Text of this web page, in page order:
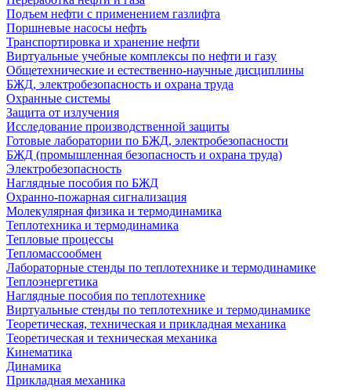
Подъем нефти с применением газлифта
Поршневые насосы нефть
Транспортировка и хранение нефти
Виртуальные учебные комплексы по нефти и газу
Общетехнические и естественно-научные дисциплины
БЖД, электробезопасность и охрана труда
Охранные системы
Защита от излучения
Исследование производственной защиты
Готовые лаборатории по БЖД, электробезопасности
БЖД (промышленная безопасность и охрана труда)
Электробезопасность
Наглядные пособия по БЖД
Охранно-пожарная сигнализация
Молекулярная физика и термодинамика
Теплотехника и термодинамика
Тепловые процессы
Тепломассообмен
Лабораторные стенды по теплотехнике и термодинамике
Теплоэнергетика
Наглядные пособия по теплотехнике
Виртуальные стенды по теплотехнике и термодинамике
Теоретическая, техническая и прикладная механика
Теоретическая и техническая механика
Кинематика
Динамика
Прикладная механика